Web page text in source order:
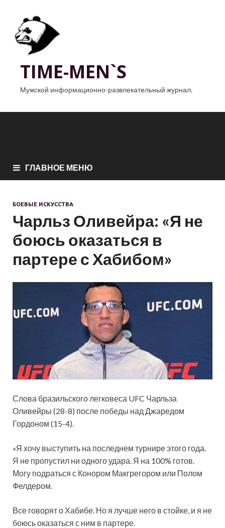
TIME-MEN`S
Мужской информационно-развлекательный журнал.
ГЛАВНОЕ МЕНЮ
БОЕВЫЕ ИСКУССТВА
Чарльз Оливейра: «Я не
боюсь оказаться в
партере с Хабибом»
Слова бразильского легковеса UFC Чарльза
Оливейры (28-8) после победы над Джаредом
Гордоном (15-4).
«Я хочу выступить на последнем турнире этого года.
Я не пропустил ни одного удара. Я на 100% готов.
Могу подраться с Конором Макгрегором или Полом
Фелдером.
Все говорят о Хабибе. Но я лучше него в стойке, и я не
боюсь оказаться с ним в партере.